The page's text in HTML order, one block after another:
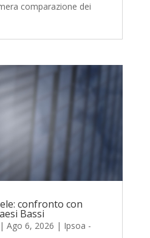
comparazione dei
confronto con
Bassi
| Ago 6, 2026 | Ipsoa -